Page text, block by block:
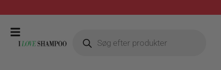
Gratis fragt ved køb over 399,-